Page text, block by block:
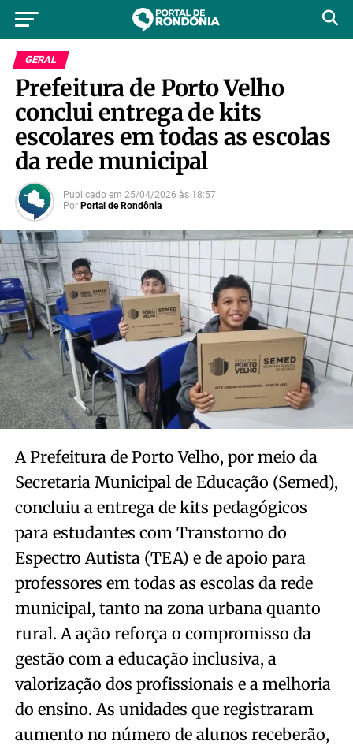
GERAL
Prefeitura de Porto Velho
conclui entrega de kits
escolares em todas as escolas
da rede municipal
Publicado em 25/04/2026 às 18:57
Por Portal de Rondônia
A Prefeitura de Porto Velho, por meio da
Secretaria Municipal de Educação (Semed),
concluiu a entrega de kits pedagógicos
para estudantes com Transtorno do
Espectro Autista (TEA) e de apoio para
professores em todas as escolas da rede
municipal, tanto na zona urbana quanto
rural. A ação reforça o compromisso da
gestão com a educação inclusiva, a
valorização dos profissionais e a melhoria
do ensino. As unidades que registraram
aumento no número de alunos receberão,